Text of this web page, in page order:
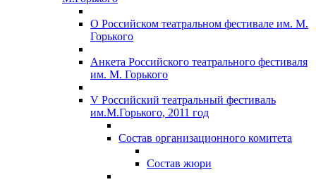
О Российском театральном фестивале им. М.
Горького
Анкета Российского театрального фестиваля
им. М. Горького
V Российский театральный фестиваль
им.М.Горького, 2011 год
Состав организационного комитета
Состав жюри